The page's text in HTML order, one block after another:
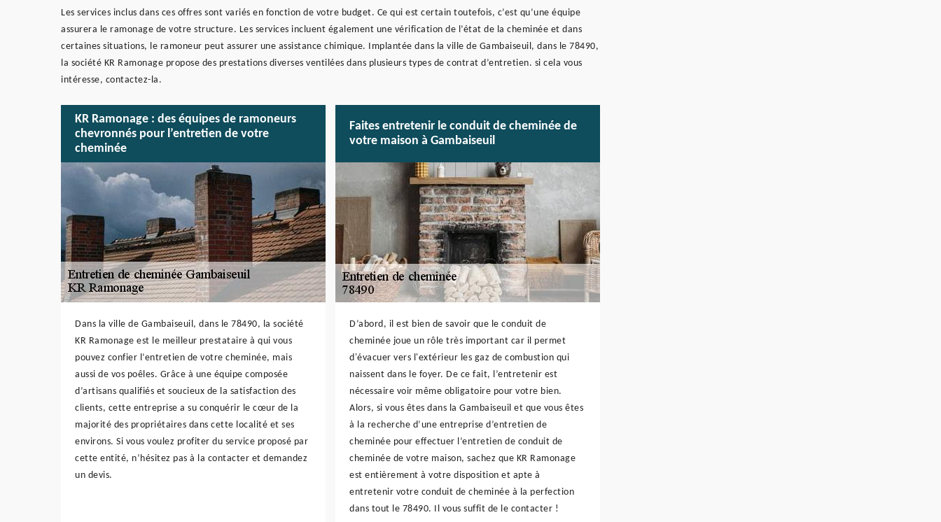
Les services inclus dans ces offres sont variés en fonction de votre budget. Ce qui est certain toutefois, c’est qu’une équipe
assurera le ramonage de votre structure. Les services incluent également une vérification de l’état de la cheminée et dans
certaines situations, le ramoneur peut assurer une assistance chimique. Implantée dans la ville de Gambaiseuil, dans le 78490,
la société KR Ramonage propose des prestations diverses ventilées dans plusieurs types de contrat d’entretien. si cela vous
intéresse, contactez-la.
KR Ramonage : des équipes de ramoneurs
chevronnés pour l’entretien de votre
cheminée
Dans la ville de Gambaiseuil, dans le 78490, la société
KR Ramonage est le meilleur prestataire à qui vous
pouvez confier l’entretien de votre cheminée, mais
aussi de vos poêles. Grâce à une équipe composée
d’artisans qualifiés et soucieux de la satisfaction des
clients, cette entreprise a su conquérir le cœur de la
majorité des propriétaires dans cette localité et ses
environs. Si vous voulez profiter du service proposé par
cette entité, n’hésitez pas à la contacter et demandez
un devis.
Faites entretenir le conduit de cheminée de
votre maison à Gambaiseuil
D’abord, il est bien de savoir que le conduit de
cheminée joue un rôle très important car il permet
d'évacuer vers l'extérieur les gaz de combustion qui
naissent dans le foyer. De ce fait, l’entretenir est
nécessaire voir même obligatoire pour votre bien.
Alors, si vous êtes dans la Gambaiseuil et que vous êtes
à la recherche d’une entreprise d’entretien de
cheminée pour effectuer l’entretien de conduit de
cheminée de votre maison, sachez que KR Ramonage
est entièrement à votre disposition et apte à
entretenir votre conduit de cheminée à la perfection
dans tout le 78490. Il vous suffit de le contacter !